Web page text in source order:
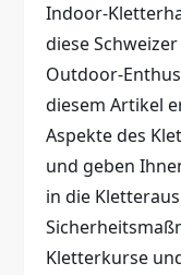
Indoor-
diese
Outdoor-
diesem Artikel
Aspekte des
und geben
in die
Kletterkurse